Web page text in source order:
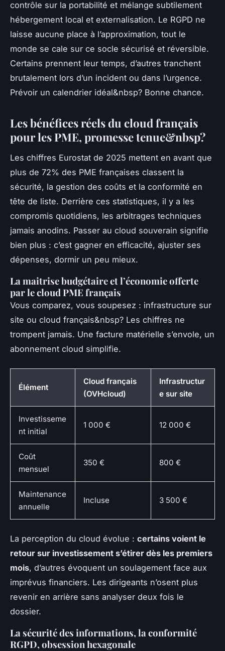
contrôle sur la portabilité et mélange subtilement
hébergement local et externalisation. Le RGPD ne
laisse aucune place à l’approximation, tout le
monde se cale sur ce socle sécurisé et réversible.
Certains prennent leur temps, d’autres tranchent
brutalement lors d’un incident ou dans l’urgence.
Prévoir un calendrier idéal&nbsp? Bonne chance.
Les bénéfices réels du cloud français
pour les PME, promesse tenue&nbsp?
Les chiffres Eurostat de 2025 mettent en avant que
plus de 72% des PME françaises classent la
sécurité, la gestion des coûts et la conformité en
tête de liste. Derrière ces statistiques, il y a les
compromis quotidiens, les arbitrages techniques
jamais anodins. Passer au cloud souverain signifie
bien plus : c’est gagner en efficacité, ajuster ses
dépenses, dormir un peu mieux.
La maitrise budgétaire et l’économie offerte
par le cloud PME français
Vous comparez, vous soupesez : infrastructure sur
site ou cloud français&nbsp? Les chiffres ne
trompent jamais. Une facture matérielle s’envole, un
abonnement cloud simplifie.
Élément
Cloud français
(OVHcloud)
Infrastructur
e sur site
Investisseme
nt initial
1 000 € 12 000 €
Coût
mensuel
350 € 800 €
Maintenance
annuelle
Incluse 3 500 €
La perception du cloud évolue : certains voient le
retour sur investissement s’étirer dès les premiers
mois, d’autres évoquent un soulagement face aux
imprévus financiers. Les dirigeants n’osent plus
revenir en arrière sans analyser deux fois le
dossier.
La sécurité des informations, la conformité
RGPD, obsession hexagonale